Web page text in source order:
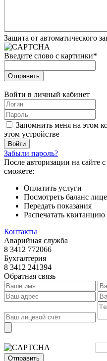
Защита от автоматического
Введите слово с картинки*
Отправить
Войти в личный кабинет
Запомнить меня на этом
этом устройстве
Забыли пароль?
После авторизации на сайте
сможете:
Оплатить услуги
Посмотреть баланс
Передать показания
Распечатать квитанцию
Контакты
Аварийная служба
8 3412 772066
Бухгалтерия
8 3412 241394
Обратная связь
Отправить